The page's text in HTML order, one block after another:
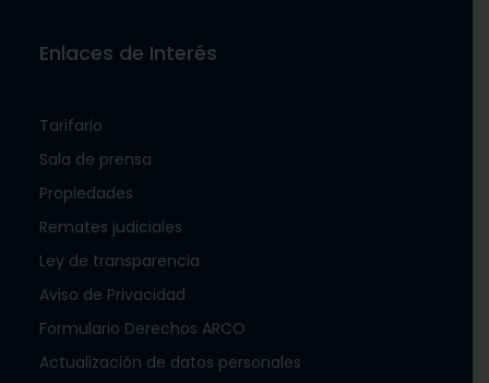
Enlaces de Interés
Tarifario
Sala de prensa
Propiedades
Remates judiciales
Ley de transparencia
Aviso de Privacidad
Formulario Derechos ARCO
Actualización de datos personales